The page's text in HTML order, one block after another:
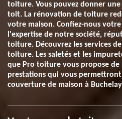
toiture. Vous pouvez donner
toit. La rénovation de toiture
votre maison. Confiez-nous
l'expertise de notre société,
toiture. Découvrez les services
toiture. Les saletés et les
que Pro toiture vous propose
prestations qui vous
couverture de maison à